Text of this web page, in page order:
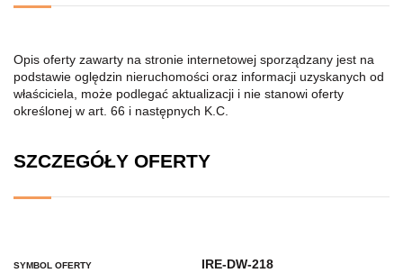
Opis oferty zawarty na stronie internetowej sporządzany jest na
podstawie oględzin nieruchomości oraz informacji uzyskanych od
właściciela, może podlegać aktualizacji i nie stanowi oferty
określonej w art. 66 i następnych K.C.
SZCZEGÓŁY OFERTY
SYMBOL OFERTY IRE-DW-218